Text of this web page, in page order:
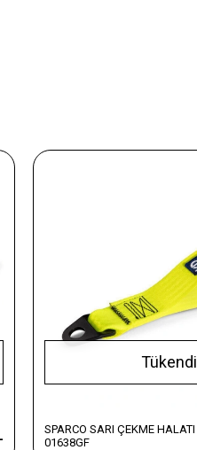
Tükendi
SPARCO SARI ÇEKME HALATI
01638GF